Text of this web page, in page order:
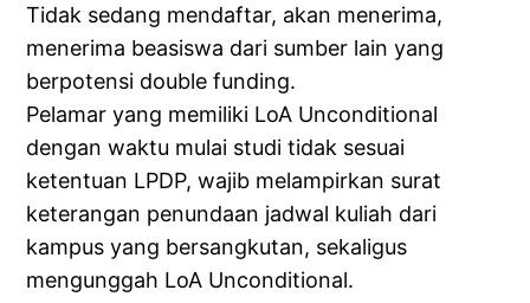
Tidak sedang mendaftar, akan menerima,
menerima beasiswa dari sumber lain yang
berpotensi double funding.
Pelamar yang memiliki LoA Unconditional
dengan waktu mulai studi tidak sesuai
ketentuan LPDP, wajib melampirkan surat
keterangan penundaan jadwal kuliah dari
kampus yang bersangkutan, sekaligus
mengunggah LoA Unconditional.